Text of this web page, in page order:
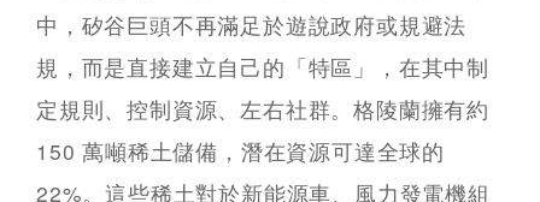
中，矽谷巨頭不再滿足於遊說政府或規避法
規，而是直接建立自己的「特區」，在其中制
定規則、控制資源、左右社群。格陵蘭擁有約
150 萬噸稀土儲備，潛在資源可達全球的
22%。這些稀土對於新能源車、風力發電機組